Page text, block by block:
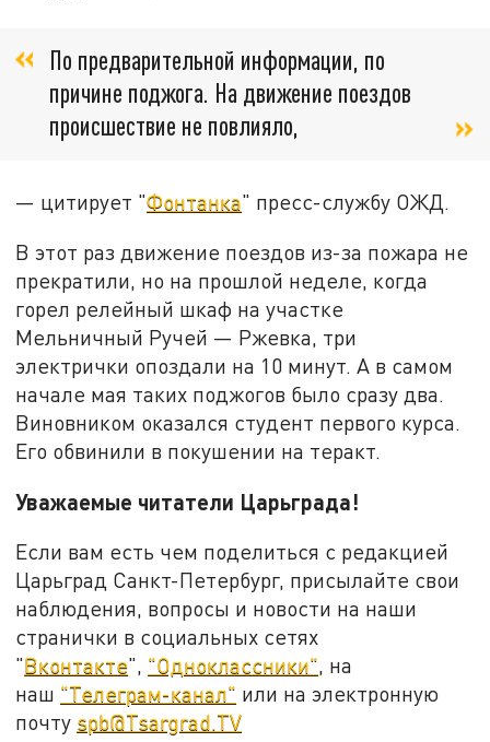
По предварительной информации, по
причине поджога. На движение поездов
происшествие не повлияло,
— цитирует "Фонтанка" пресс-службу ОЖД.
В этот раз движение поездов из-за пожара не
прекратили, но на прошлой неделе, когда
горел релейный шкаф на участке
Мельничный Ручей — Ржевка, три
электрички опоздали на 10 минут. А в самом
начале мая таких поджогов было сразу два.
Виновником оказался студент первого курса.
Его обвинили в покушении на теракт.
Уважаемые читатели Царьграда!
Если вам есть чем поделиться с редакцией
Царьград Санкт-Петербург, присылайте свои
наблюдения, вопросы и новости на наши
странички в социальных сетях
"Вконтакте", "Одноклассники", на
наш "Телеграм-канал" или на электронную
почту spb@Tsargrad.TV